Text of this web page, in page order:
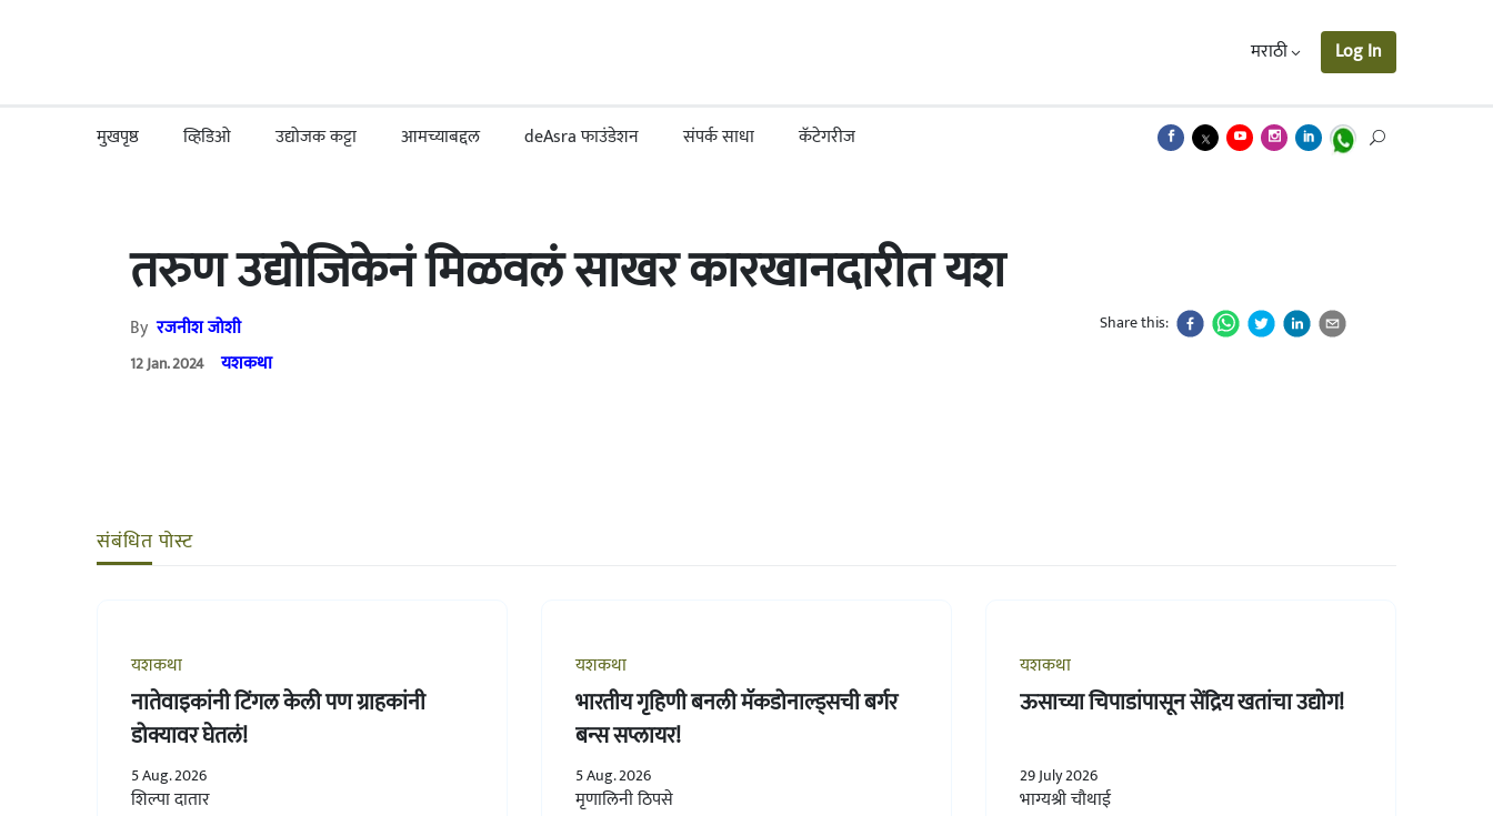
मराठी Log In
मुखपृष्ठ व्हिडिओ उद्योजक कट्टा आमच्याबद्दल deAsra फाउंडेशन संपर्क साधा कॅटेगरीज
तरुण उद्योजिकेनं मिळवलं साखर कारखानदारीत यश
Byरजनीश जोशी
12 Jan. 2024 यशकथा
Share this:
संबंधित पोस्ट
यशकथा
नातेवाइकांनी टिंगल केली पण ग्राहकांनी
डोक्यावर घेतलं!
5 Aug. 2026
शिल्पा दातार
यशकथा
भारतीय गृहिणी बनली मॅकडोनाल्ड्सची बर्गर
बन्स सप्लायर!
5 Aug. 2026
मृणालिनी ठिपसे
यशकथा
ऊसाच्या चिपाडांपासून सेंद्रिय खतांचा उद्योग!
29 July 2026
भाग्यश्री चौथाई